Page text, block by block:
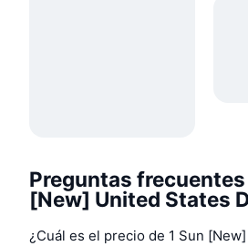
Preguntas
[New] United States
¿Cuál es el precio de 1 Sun